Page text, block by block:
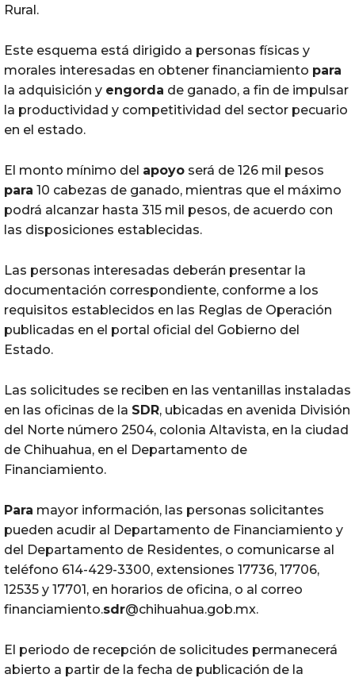
Rural.
Este esquema está dirigido a personas físicas y
morales interesadas en obtener financiamiento para
la adquisición y engorda de ganado, a fin de impulsar
la productividad y competitividad del sector pecuario
en el estado.
El monto mínimo del apoyo será de 126 mil pesos
para 10 cabezas de ganado, mientras que el máximo
podrá alcanzar hasta 315 mil pesos, de acuerdo con
las disposiciones establecidas.
Las personas interesadas deberán presentar la
documentación correspondiente, conforme a los
requisitos establecidos en las Reglas de Operación
publicadas en el portal oficial del Gobierno del
Estado.
Las solicitudes se reciben en las ventanillas instaladas
en las oficinas de la SDR, ubicadas en avenida División
del Norte número 2504, colonia Altavista, en la ciudad
de Chihuahua, en el Departamento de
Financiamiento.
Para mayor información, las personas solicitantes
pueden acudir al Departamento de Financiamiento y
del Departamento de Residentes, o comunicarse al
teléfono 614-429-3300, extensiones 17736, 17706,
12535 y 17701, en horarios de oficina, o al correo
financiamiento.sdr@chihuahua.gob.mx.
El periodo de recepción de solicitudes permanecerá
abierto a partir de la fecha de publicación de la